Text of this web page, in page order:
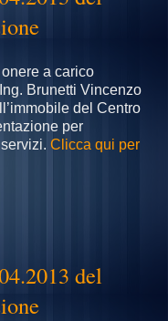
a carico
Brunetti Vincenzo
del Centro
per
Clicca qui per
del